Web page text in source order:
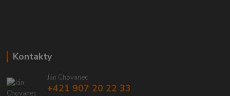
Kontakty
Ján Chovanec
+421 907 20 22 33